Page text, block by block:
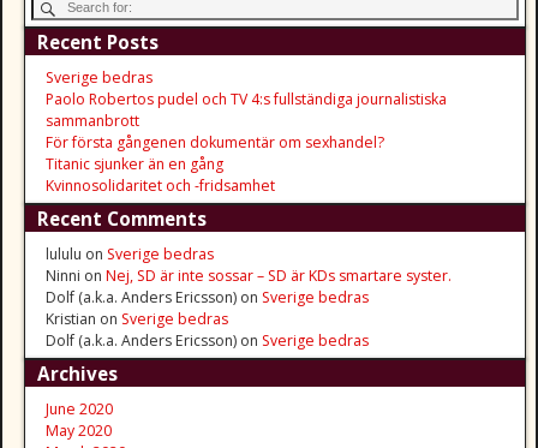
Recent Posts
Sverige bedras
Paolo Robertos pudel och TV 4:s fullständiga journalistiska
sammanbrott
För första gångenen dokumentär om sexhandel?
Titanic sjunker än en gång
Kvinnosolidaritet och -fridsamhet
Recent Comments
lululu on Sverige bedras
Ninni onNej, SD är inte sossar – SD är KDs smartare syster.
Dolf (a.k.a. Anders Ericsson) on Sverige bedras
Kristian on Sverige bedras
Dolf (a.k.a. Anders Ericsson) on Sverige bedras
Archives
June 2020
May 2020